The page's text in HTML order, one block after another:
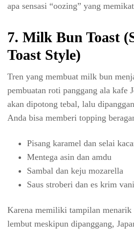
apa sensasi “oozing” yang
7. Milk Bun Toast
Toast Style)
Tren yang membuat milk bun
pembuatan roti panggang ala kafe
akan dipotong tebal, lalu
Anda bisa memberi topping
Pisang karamel dan selai
Mentega asin dan amdu
Sambal dan keju mozarella
Saus stroberi dan es krim
Karena memiliki tampilan menarik
lembut meskipun dipanggang,